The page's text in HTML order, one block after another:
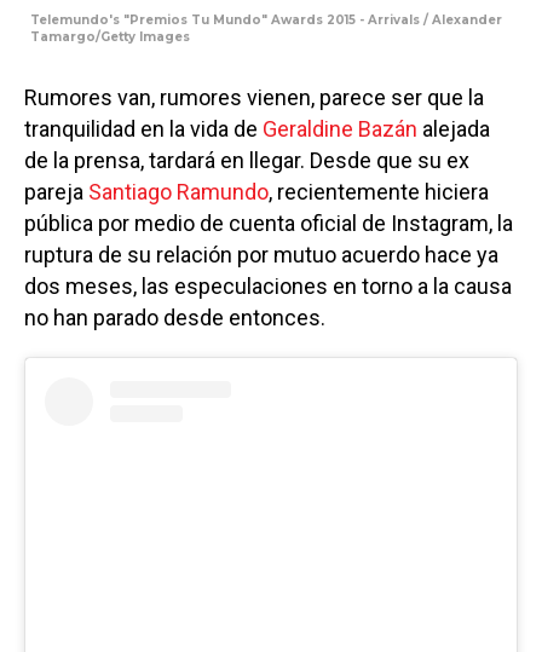
Telemundo's "Premios Tu Mundo" Awards 2015 - Arrivals / Alexander
Tamargo/Getty Images
Rumores van, rumores vienen, parece ser que la
tranquilidad en la vida de Geraldine Bazán alejada
de la prensa, tardará en llegar. Desde que su ex
pareja Santiago Ramundo, recientemente hiciera
pública por medio de cuenta oficial de Instagram, la
ruptura de su relación por mutuo acuerdo hace ya
dos meses, las especulaciones en torno a la causa
no han parado desde entonces.